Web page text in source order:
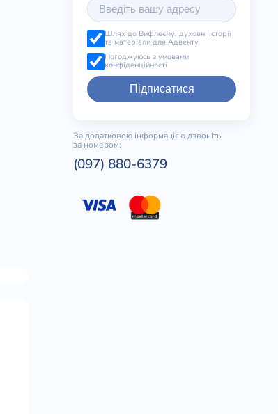
Шлях до Вифлеєму: духовні історії
та матеріали для Адвенту
Погоджуюсь з умовами
конфіденційності
Підписатися
За додатковою інформацією дзвоніть
за номером:
(097) 880-6379